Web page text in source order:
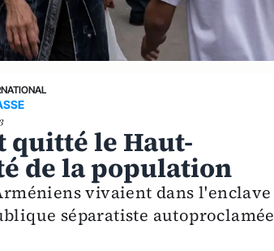
quitté le Haut-
de la population
vivaient dans l'enclave
séparatiste autoproclamée